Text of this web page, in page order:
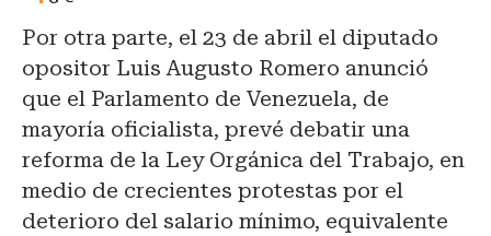
Por otra parte, el 23 de abril el diputado
opositor Luis Augusto Romero anunció
que el Parlamento de Venezuela, de
mayoría oficialista, prevé debatir una
reforma de la Ley Orgánica del Trabajo, en
medio de crecientes protestas por el
deterioro del salario mínimo, equivalente